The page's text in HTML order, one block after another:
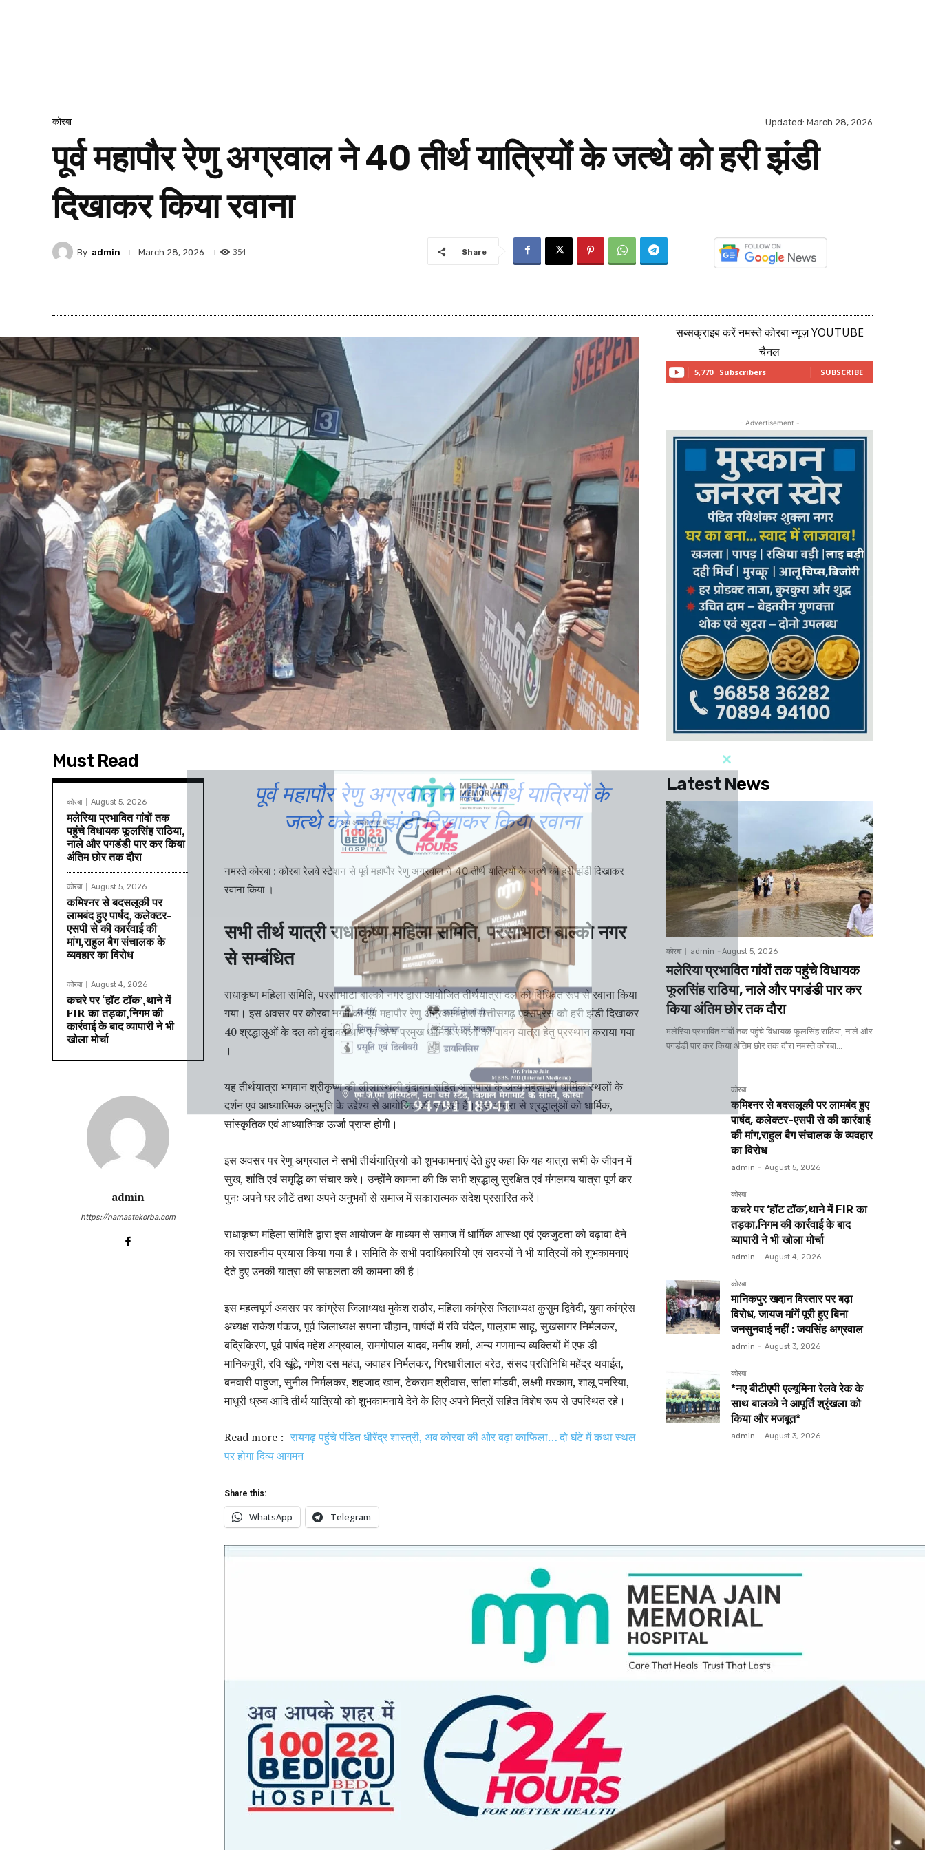
कोरबा Updated: March 28, 2026
पूर्व महापौर रेणु अग्रवाल ने 40 तीर्थ यात्रियों के जत्थे को हरी झंडी
दिखाकर किया रवाना
By admin March 28, 2026 354 Share
Must Read
कोरबा August 5, 2026
मलेरिया प्रभावित गांवों तक
पहुंचे विधायक फूलसिंह राठिया,
नाले और पगडंडी पार कर किया
अंतिम छोर तक दौरा
कोरबा August 5, 2026
कमिश्नर से बदसलूकी पर
लामबंद हुए पार्षद, कलेक्टर-
एसपी से की कार्रवाई की
मांग,राहुल बैग संचालक के
व्यवहार का विरोध
कोरबा August 4, 2026
कचरे पर ‘हॉट टॉक’,थाने में
FIR का तड़का,निगम की
कार्रवाई के बाद व्यापारी ने भी
खोला मोर्चा
admin
https://namastekorba.com
पूर्व महापौर रेणु अग्रवाल ने 40 तीर्थ यात्रियों के
जत्थे को हरी झंडी दिखाकर किया रवाना
नमस्ते कोरबा : कोरबा रेलवे स्टेशन से पूर्व महापौर रेणु अग्रवाल ने 40 तीर्थ यात्रियों के जत्थे को हरी झंडी दिखाकर
रवाना किया ।
सभी तीर्थ यात्री राधाकृष्ण महिला समिति, परसाभाटा बाल्को नगर
से सम्बंधित
राधाकृष्ण महिला समिति, परसाभाटा बाल्को नगर द्वारा आयोजित तीर्थयात्रा दल को विधिवत रूप से रवाना किया
गया। इस अवसर पर कोरबा नगम की पूर्व महापौर रेणु अग्रवाल द्वारा छत्तीसगढ़ एक्सप्रेस को हरी झंडी दिखाकर
40 श्रद्धालुओं के दल को वृंदावन धाम एवं अन्य प्रमुख धार्मिक स्थलों की पावन यात्रा हेतु प्रस्थान कराया गया
।
यह तीर्थयात्रा भगवान श्रीकृष्ण की लीलास्थली वृंदावन सहित आसपास के अन्य महत्वपूर्ण धार्मिक स्थलों के
दर्शन एवं आध्यात्मिक अनुभूति के उद्देश्य से आयोजित की जा रही है। इस यात्रा से श्रद्धालुओं को धार्मिक,
सांस्कृतिक एवं आध्यात्मिक ऊर्जा प्राप्त होगी।
इस अवसर पर रेणु अग्रवाल ने सभी तीर्थयात्रियों को शुभकामनाएं देते हुए कहा कि यह यात्रा सभी के जीवन में
सुख, शांति एवं समृद्धि का संचार करे। उन्होंने कामना की कि सभी श्रद्धालु सुरक्षित एवं मंगलमय यात्रा पूर्ण कर
पुनः अपने घर लौटें तथा अपने अनुभवों से समाज में सकारात्मक संदेश प्रसारित करें।
राधाकृष्ण महिला समिति द्वारा इस आयोजन के माध्यम से समाज में धार्मिक आस्था एवं एकजुटता को बढ़ावा देने
का सराहनीय प्रयास किया गया है। समिति के सभी पदाधिकारियों एवं सदस्यों ने भी यात्रियों को शुभकामनाएं
देते हुए उनकी यात्रा की सफलता की कामना की है।
इस महत्वपूर्ण अवसर पर कांग्रेस जिलाध्यक्ष मुकेश राठौर, महिला कांग्रेस जिलाध्यक्ष कुसुम द्विवेदी, युवा कांग्रेस
अध्यक्ष राकेश पंकज, पूर्व जिलाध्यक्ष सपना चौहान, पार्षदों में रवि चंदेल, पालूराम साहू, सुखसागर निर्मलकर,
बद्रिकिरण, पूर्व पार्षद महेश अग्रवाल, रामगोपाल यादव, मनीष शर्मा, अन्य गणमान्य व्यक्तियों में एफ डी
मानिकपुरी, रवि खूंटे, गणेश दस महंत, जवाहर निर्मलकर, गिरधारीलाल बरेठ, संसद प्रतिनिधि महेंद्र थवाईत,
बनवारी पाहुजा, सुनील निर्मलकर, शहजाद खान, टेकराम श्रीवास, सांता मांडवी, लक्ष्मी मरकाम, शालू पनरिया,
माधुरी ध्रुव आदि तीर्थ यात्रियों को शुभकामनाये देने के लिए अपने मित्रों सहित विशेष रूप से उपस्थित रहे।
Read more :-रायगढ़ पहुंचे पंडित धीरेंद्र शास्त्री, अब कोरबा की ओर बढ़ा काफिला… दो घंटे में कथा स्थल
पर होगा दिव्य आगमन
Share this:
WhatsApp Telegram
सब्सक्राइब करें नमस्ते कोरबा न्यूज़ YOUTUBE
चैनल
5,770 Subscribers SUBSCRIBE
- Advertisement -
Latest News
कोरबा admin - August 5, 2026
मलेरिया प्रभावित गांवों तक पहुंचे विधायक
फूलसिंह राठिया, नाले और पगडंडी पार कर
किया अंतिम छोर तक दौरा
मलेरिया प्रभावित गांवों तक पहुंचे विधायक फूलसिंह राठिया, नाले और
पगडंडी पार कर किया अंतिम छोर तक दौरा नमस्ते कोरबा...
कोरबा
कमिश्नर से बदसलूकी पर लामबंद हुए
पार्षद, कलेक्टर-एसपी से की कार्रवाई
की मांग,राहुल बैग संचालक के व्यवहार
का विरोध
admin - August 5, 2026
कोरबा
कचरे पर ‘हॉट टॉक’,थाने में FIR का
तड़का,निगम की कार्रवाई के बाद
व्यापारी ने भी खोला मोर्चा
admin - August 4, 2026
कोरबा
मानिकपुर खदान विस्तार पर बढ़ा
विरोध, जायज मांगें पूरी हुए बिना
जनसुनवाई नहीं : जयसिंह अग्रवाल
admin - August 3, 2026
कोरबा
*नए बीटीएपी एल्यूमिना रेलवे रेक के
साथ बालको ने आपूर्ति श्रृंखला को
किया और मजबूत*
admin - August 3, 2026